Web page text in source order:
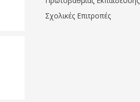
Σχολικές Επιτροπές